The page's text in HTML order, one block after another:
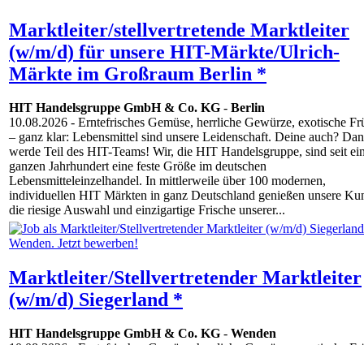
Marktleiter/stellvertretende Marktleiter
(w/m/d) für unsere HIT-Märkte/Ulrich-
Märkte im Großraum Berlin *
HIT Handelsgruppe GmbH & Co. KG - Berlin
10.08.2026 - Erntefrisches Gemüse, herrliche Gewürze, exotische
– ganz klar: Lebensmittel sind unsere Leidenschaft. Deine auch?
werde Teil des HIT-Teams! Wir, die HIT Handelsgruppe, sind seit
ganzen Jahrhundert eine feste Größe im deutschen
Lebensmitteleinzelhandel. In mittlerweile über 100 modernen,
individuellen HIT Märkten in ganz Deutschland genießen unsere
die riesige Auswahl und einzigartige Frische unserer...
Marktleiter/Stellvertretender Marktleiter
(w/m/d) Siegerland *
HIT Handelsgruppe GmbH & Co. KG - Wenden